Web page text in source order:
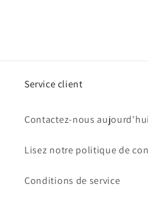
Service client
Contactez-nous aujourd'hui
Lisez notre politique de
Conditions de service